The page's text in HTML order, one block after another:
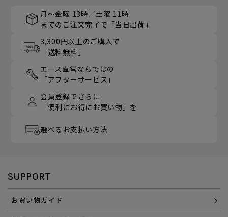
月～金曜 13時／土曜 11時
までのご注文完了で「当日出荷」
3,300円以上のご購入で
「送料無料」
エース直営ならではの
「アフターサービス」
会員登録でさらに
「便利にお得にお買い物」を
選べるお支払い方法
SUPPORT
お買い物ガイド